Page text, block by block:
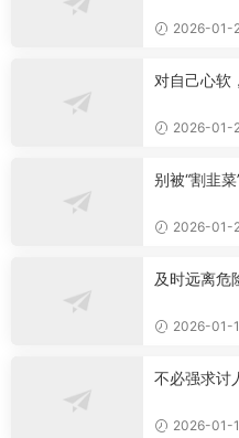
2026-01-
对自己心软
2026-01-
别被“割韭
2026-01-
及时远离危
2026-01-
不必强求讨
2026-01-